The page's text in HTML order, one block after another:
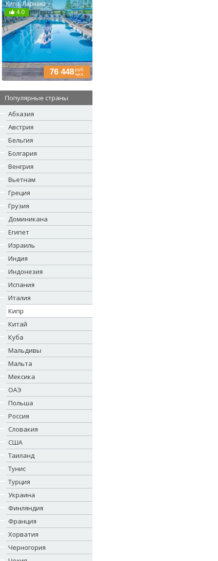
Кипр, Ларнака
4.0
76 448руб.
чел.
Популярные страны
Абхазия
Австрия
Бельгия
Болгария
Венгрия
Вьетнам
Греция
Грузия
Доминикана
Египет
Израиль
Индия
Индонезия
Испания
Италия
Кипр
Китай
Куба
Мальдивы
Мальта
Мексика
ОАЭ
Польша
Россия
Словакия
США
Таиланд
Тунис
Турция
Украина
Финляндия
Франция
Хорватия
Черногория